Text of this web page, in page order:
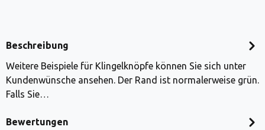
Beschreibung
Weitere Beispiele für Klingelknöpfe können Sie sich unter
Kundenwünsche ansehen. Der Rand ist normalerweise grün.
Falls Sie…
Bewertungen